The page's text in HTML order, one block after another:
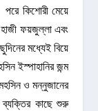
কিশোরী মেয়ে
ফয়জুল্লা এবং
মধ্যেই বিয়ে
ইস্পাহানির জন্ম
ও মন্নুজানের
কাছে শুরু